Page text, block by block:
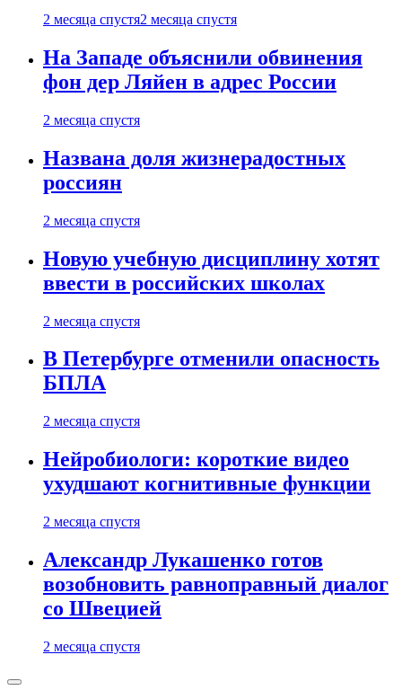
2 месяца спустя2 месяца спустя
На Западе объяснили обвинения
фон дер Ляйен в адрес России
2 месяца спустя
Названа доля жизнерадостных
россиян
2 месяца спустя
Новую учебную дисциплину хотят
ввести в российских школах
2 месяца спустя
В Петербурге отменили опасность
БПЛА
2 месяца спустя
Нейробиологи: короткие видео
ухудшают когнитивные функции
2 месяца спустя
Александр Лукашенко готов
возобновить равноправный диалог
со Швецией
2 месяца спустя